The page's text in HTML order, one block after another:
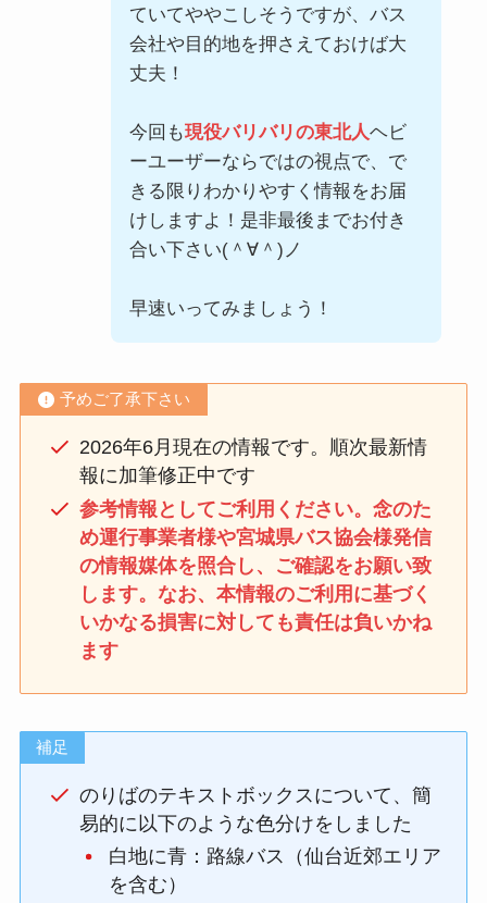
ていてややこしそうですが、バス
会社や目的地を押さえておけば大
丈夫！
今回も現役バリバリの東北人ヘビ
ーユーザーならではの視点で、で
きる限りわかりやすく情報をお届
けしますよ！是非最後までお付き
合い下さい(＾∀＾)ノ
早速いってみましょう！
予めご了承下さい
2026年6月現在の情報です。順次最新情
報に加筆修正中です
参考情報としてご利用ください。念のた
め運行事業者様や宮城県バス協会様発信
の情報媒体を照合し、ご確認をお願い致
します。なお、本情報のご利用に基づく
いかなる損害に対しても責任は負いかね
ます
補足
のりばのテキストボックスについて、簡
易的に以下のような色分けをしました
白地に青：路線バス（仙台近郊エリア
を含む）